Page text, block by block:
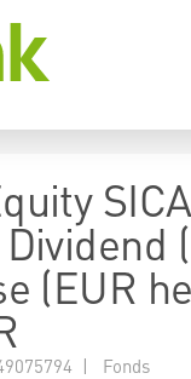
(EUR
| Fonds